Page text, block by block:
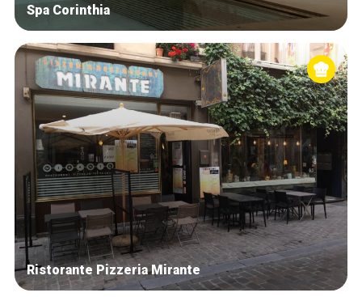
Spa Corinthia
Ristorante Pizzeria Mirante